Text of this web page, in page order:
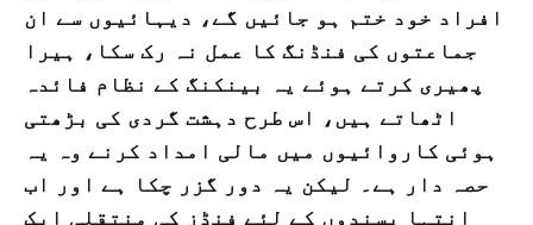
افراد خود ختم ہو جائیں گے، دیہائیوں سے ان
جماعتوں کی فنڈنگ کا عمل نہ رک سکا، ہیرا
پھیری کرتے ہوئے یہ بینکنگ کے نظام فائدہ
اٹھاتے ہیں، اس طرح دہشت گردی کی بڑھتی
ہوئی کاروائیوں میں مالی امداد کرنے وہ یہ
حصہ دار ہے۔ لیکن یہ دور گزر چکا ہے اور اب
انتہا پسندوں کے لئے فنڈز کی منتقلی ایک